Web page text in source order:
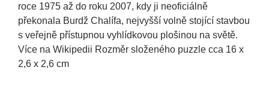
roce 1975 až do roku 2007, kdy ji neoficiálně
překonala Burdž Chalífa, nejvyšší volně stojící stavbou
s veřejně přístupnou vyhlídkovou plošinou na světě.
Více na Wikipedii Rozměr složeného puzzle cca 16 x
2,6 x 2,6 cm